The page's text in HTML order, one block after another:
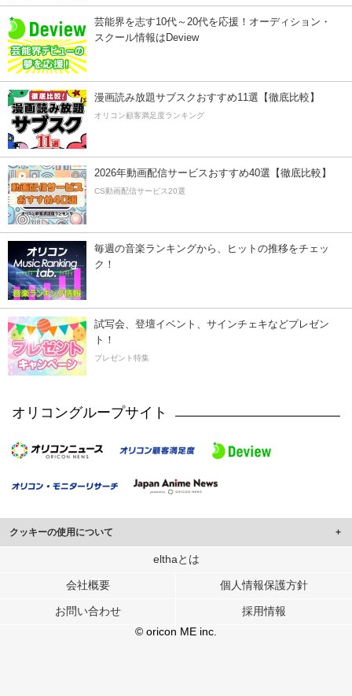
芸能界を志す10代～20代を応援！オーディション・
スクール情報はDeview
漫画読み放題サブスクおすすめ11選【徹底比較】
オリコン顧客満足度ランキング
2026年動画配信サービスおすすめ40選【徹底比較】
CS動画配信サービス20選
毎週の音楽ランキングから、ヒットの推移をチェッ
ク！
試写会、登壇イベント、サインチェキなどプレゼン
ト！
プレゼント特集
オリコングループサイト
クッキーの使用について
このサイトでは Cookie を使用して、ユーザーに合わせたコンテンツや広告の
行っています。
メディアや広告配信、データ解析の各パートナーに提供しています。
各パートナーは、この情報とユーザーが各パートナーに提供した他の情報や、
ユーザーが各パートナーのサービスを使用したときに収集した他の情報を組み
elthaとは
会社概要 個人情報保護方針
お問い合わせ
採用情報
© oricon ME inc.